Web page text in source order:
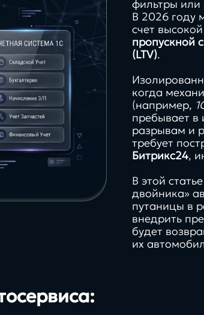
стратегии,
управление,
эввективность и
рост компаний
про
100%
фильтры или
В 2026 году
счет
пропускной
(LTV).
когда
(например,
пребывает в
разрывам и
требует
Битрикс24,
В этой
двойника»
путаницы в
внедрить
будет
их